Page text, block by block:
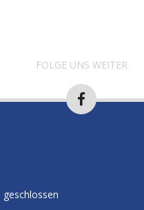
FOLGE UNS WEITER